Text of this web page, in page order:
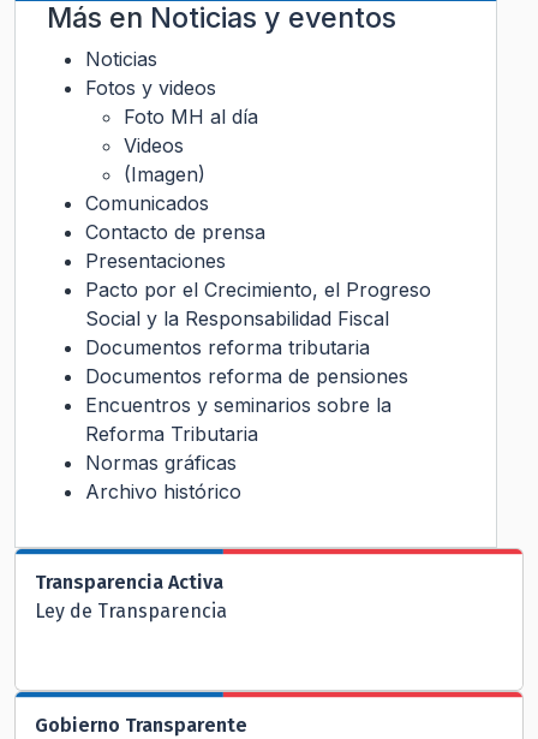
Más en Noticias y eventos
Noticias
Fotos y videos
Foto MH al día
Videos
(Imagen)
Comunicados
Contacto de prensa
Presentaciones
Pacto por el Crecimiento, el Progreso
Social y la Responsabilidad Fiscal
Documentos reforma tributaria
Documentos reforma de pensiones
Encuentros y seminarios sobre la
Reforma Tributaria
Normas gráficas
Archivo histórico
Transparencia Activa
Ley de Transparencia
Gobierno Transparente